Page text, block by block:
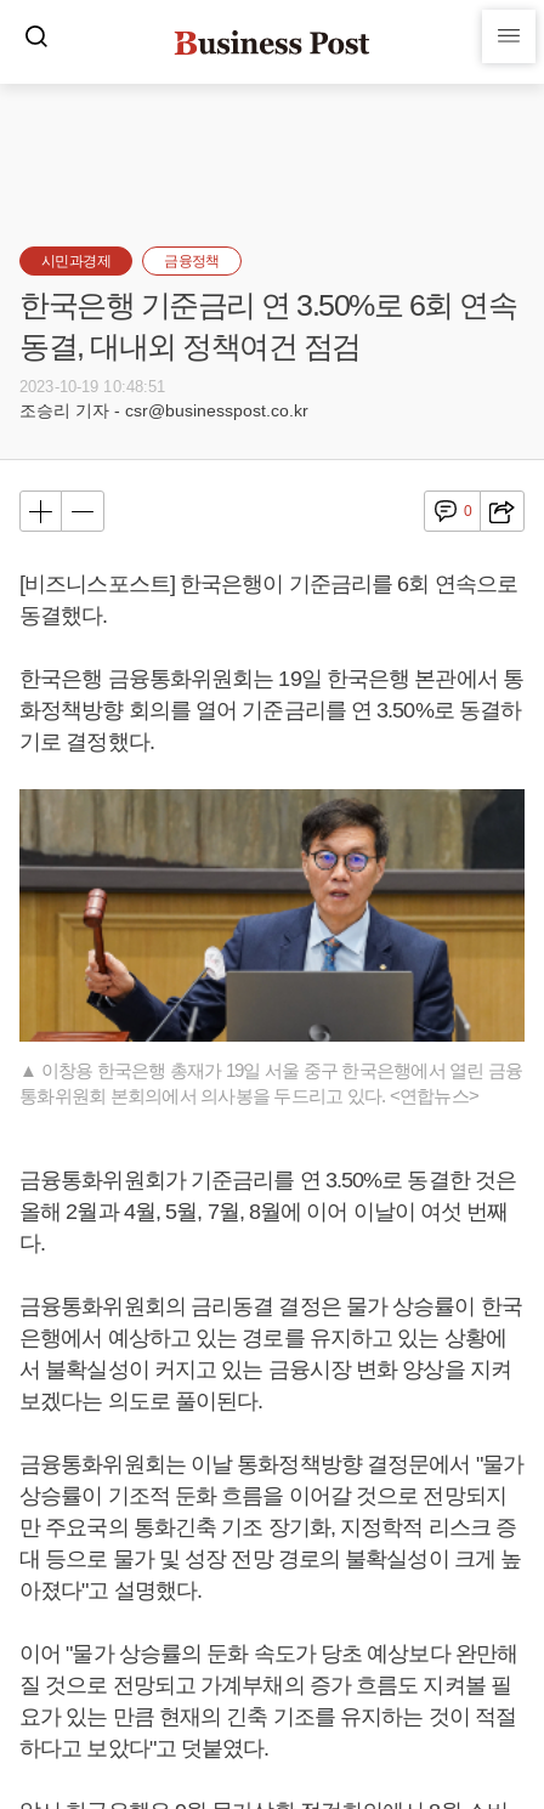
시민과경제 금융정책
한국은행 기준금리 연 3.50%로 6회 연속
동결, 대내외 정책여건 점검
2023-10-19 10:48:51
조승리 기자 - csr@businesspost.co.kr
0
[비즈니스포스트] 한국은행이 기준금리를 6회 연속으로
동결했다.
한국은행 금융통화위원회는 19일 한국은행 본관에서 통
화정책방향 회의를 열어 기준금리를 연 3.50%로 동결하
기로 결정했다.
▲ 이창용 한국은행 총재가 19일 서울 중구 한국은행에서 열린 금융
통화위원회 본회의에서 의사봉을 두드리고 있다. <연합뉴스>
금융통화위원회가 기준금리를 연 3.50%로 동결한 것은
올해 2월과 4월, 5월, 7월, 8월에 이어 이날이 여섯 번째
다.
금융통화위원회의 금리동결 결정은 물가 상승률이 한국
은행에서 예상하고 있는 경로를 유지하고 있는 상황에
서 불확실성이 커지고 있는 금융시장 변화 양상을 지켜
보겠다는 의도로 풀이된다.
금융통화위원회는 이날 통화정책방향 결정문에서 "물가
상승률이 기조적 둔화 흐름을 이어갈 것으로 전망되지
만 주요국의 통화긴축 기조 장기화, 지정학적 리스크 증
대 등으로 물가 및 성장 전망 경로의 불확실성이 크게 높
아졌다"고 설명했다.
이어 "물가 상승률의 둔화 속도가 당초 예상보다 완만해
질 것으로 전망되고 가계부채의 증가 흐름도 지켜볼 필
요가 있는 만큼 현재의 긴축 기조를 유지하는 것이 적절
하다고 보았다"고 덧붙였다.